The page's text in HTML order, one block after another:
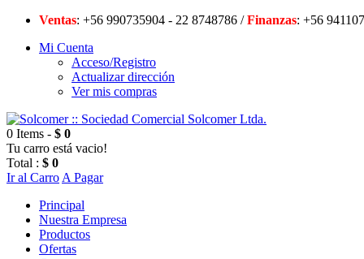
Ventas: +56 990735904 - 22 8748786 /Finanzas: +56
Mi Cuenta
Acceso/Registro
Actualizar dirección
Ver mis compras
0 Items - $ 0
Tu carro está vacio!
Total : $ 0
Ir al Carro A Pagar
Principal
Nuestra Empresa
Productos
Ofertas